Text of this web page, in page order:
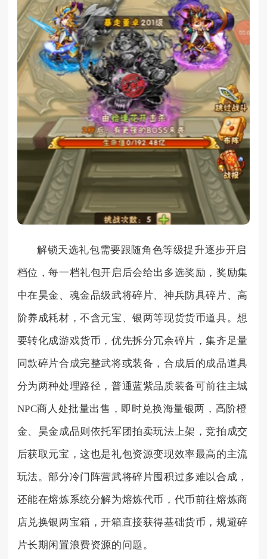
解锁天选礼包需要跟随角色等级提升逐步开启
档位，每一档礼包开启后会给出多选奖励，奖励集
中在昊金、魂金品级武将碎片、神兵防具碎片、高
阶养成耗材，不含元宝、银两等现货货币道具。想
要转化成游戏货币，优先拆分冗余碎片，集齐足量
同款碎片合成完整武将或装备，合成后的成品道具
分为两种处理路径，普通蓝紫品质装备可前往主城
NPC商人处批量出售，即时兑换海量银两，高阶橙
金、昊金成品则依托军团拍卖玩法上架，竞拍成交
后获取元宝，这也是礼包资源变现效率最高的主流
玩法。部分冷门阵营武将碎片囤积过多难以合成，
还能在熔炼系统分解为熔炼代币，代币前往熔炼商
店兑换银两宝箱，开箱直接获得基础货币，规避碎
片长期闲置浪费资源的问题。